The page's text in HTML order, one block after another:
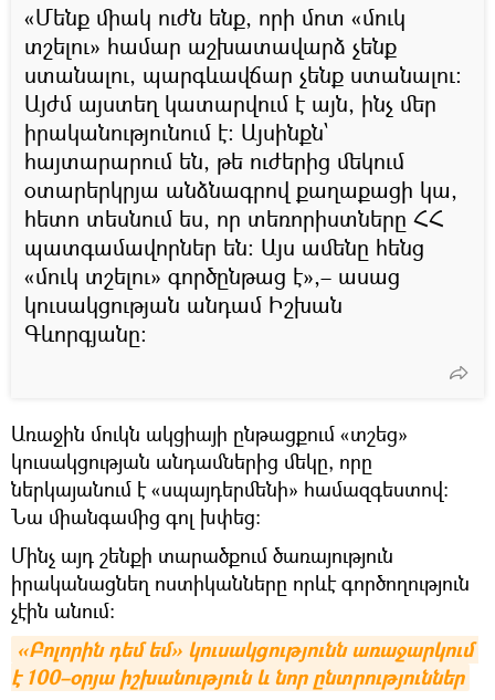
«Մենք միակ ուժն ենք, որի մոտ «մուկ
տշելու» համար աշխատավարձ չենք
ստանալու, պարգևավճար չենք ստանալու։
Այժմ այստեղ կատարվում է այն, ինչ մեր
իրականությունում է։ Այսինքն`
հայտարարում են, թե ուժերից մեկում
օտարերկրյա անձնագրով քաղաքացի կա,
հետո տեսնում ես, որ տեռորիստները ՀՀ
պատգամավորներ են։ Այս ամենը հենց
«մուկ տշելու» գործընթաց է»,– ասաց
կուսակցության անդամ Իշխան
Գևորգյանը։
Առաջին մուկն ակցիայի ընթացքում «տշեց»
կուսակցության անդամներից մեկը, որը
ներկայանում է «սպայդերմենի» համազգեստով։
Նա միանգամից գոլ խփեց։
Մինչ այդ շենքի տարածքում ծառայություն
իրականացնեղ ոստիկանները որևէ գործողություն
չէին անում։
«Բոլորին դեմ եմ» կուսակցությունն առաջարկում
է 100–օրյա իշխանություն և նոր ընտրություններ